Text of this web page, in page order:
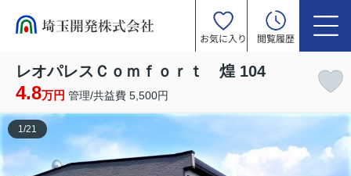
お気に入り 閲覧履歴
レオパレスＣｏｍｆｏｒｔ 煌 104
4.8万円 管理/共益費 5,500円
1 /21